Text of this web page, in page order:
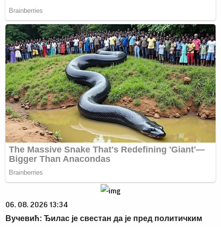
06. 08. 2026 13:34
Вучевић: Ђилас је свестан да је пред политичким